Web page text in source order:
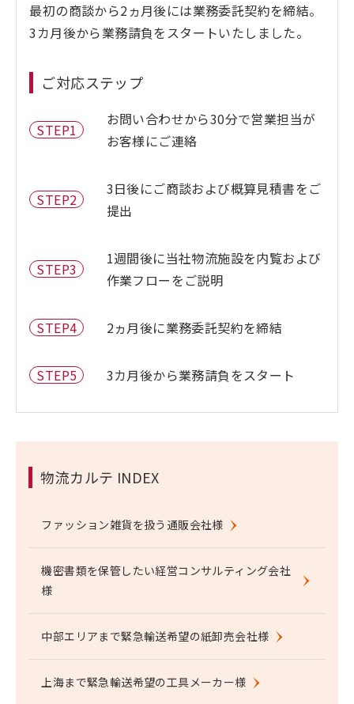
最初の商談から2ヵ月後には業務委託契約を締結。
3カ月後から業務請負をスタートいたしました。
ご対応ステップ
STEP1
お問い合わせから30分で営業担当が
お客様にご連絡
STEP2
3日後にご商談および概算見積書をご
提出
STEP3
1週間後に当社物流施設を内覧および
作業フローをご説明
STEP4 2ヵ月後に業務委託契約を締結
STEP5 3カ月後から業務請負をスタート
物流カルテ INDEX
ファッション雑貨を扱う通販会社様
機密書類を保管したい経営コンサルティング会社
様
中部エリアまで緊急輸送希望の紙卸売会社様
上海まで緊急輸送希望の工具メーカー様